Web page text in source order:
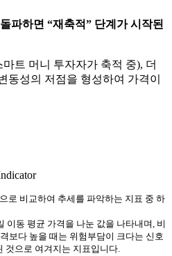
파하면 “재축적” 단계가 시작된
트 머니 투자자가 축적 중), 더
동성의 저점을 형성하여 가격이
로 비교하여 추세를 파악하는 지표 중 하
이동 평균 가격을 나눈 값을 나타내며, 비
보다 높을 때는 위험부담이 크다는 신호
것으로 여겨지는 지표입니다.